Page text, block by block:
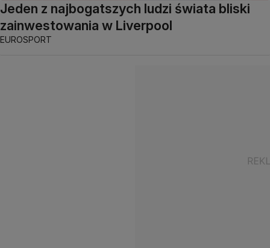
Jeden z najbogatszych ludzi świata bliski
zainwestowania w Liverpool
EUROSPORT